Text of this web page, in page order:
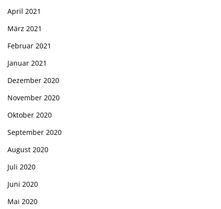
April 2021
März 2021
Februar 2021
Januar 2021
Dezember 2020
November 2020
Oktober 2020
September 2020
August 2020
Juli 2020
Juni 2020
Mai 2020